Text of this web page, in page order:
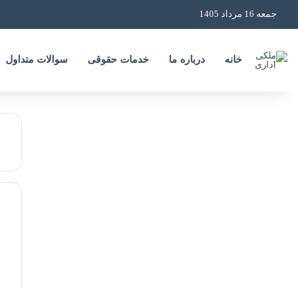
جمعه 16 مرداد 1405
خانه درباره ما خدمات حقوقی سوالات متداول